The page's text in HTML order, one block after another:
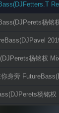
杨铭
杨铭权
身旁
杨铭权